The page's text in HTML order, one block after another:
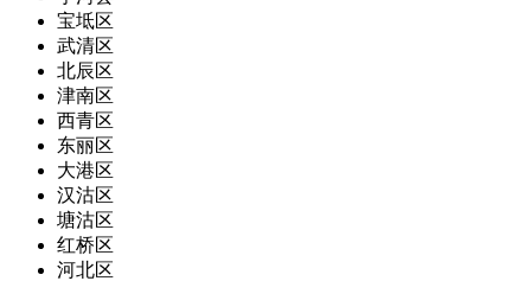
宝坻区
武清区
北辰区
津南区
西青区
东丽区
大港区
汉沽区
塘沽区
红桥区
河北区